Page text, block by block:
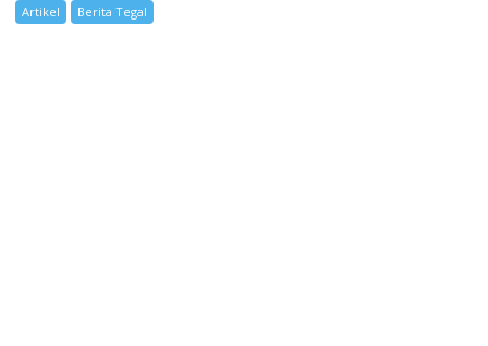
Artikel Berita Tegal